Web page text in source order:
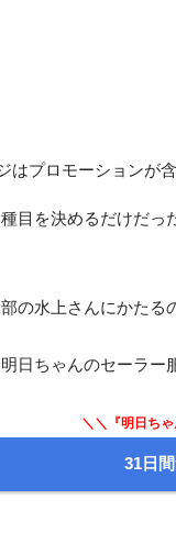
プロモーションが含
目を決めるだけだっ
の水上さんにかたる
日ちゃんのセーラー
＼＼『明日ち
31日